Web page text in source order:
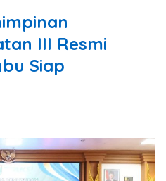
III Resmi
Siap